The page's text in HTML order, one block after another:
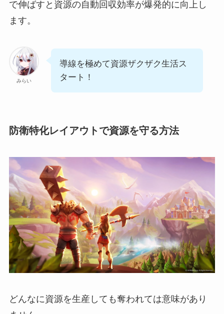
で伸ばすと資源の自動回収効率が爆発的に向上し
ます。
みらい
導線を極めて資源ザクザク生活ス
タート！
防衛特化レイアウトで資源を守る方法
どんなに資源を生産しても奪われては意味があり